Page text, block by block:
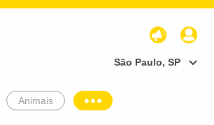
São Paulo, SP
Animais